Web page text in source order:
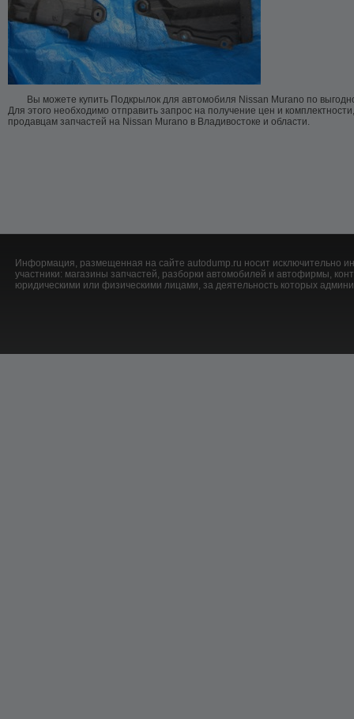
Вы можете купить Подкрылок для автомобиля Nissan Murano по
Для этого необходимо отправить запрос на получение цен и
продавцам запчастей на Nissan Murano в Владивостоке и области.
Информация, размещенная на сайте autodump.ru носит исключительно
участники: магазины запчастей, разборки автомобилей и автофирмы,
юридическими или физическими лицами, за деятельность которых